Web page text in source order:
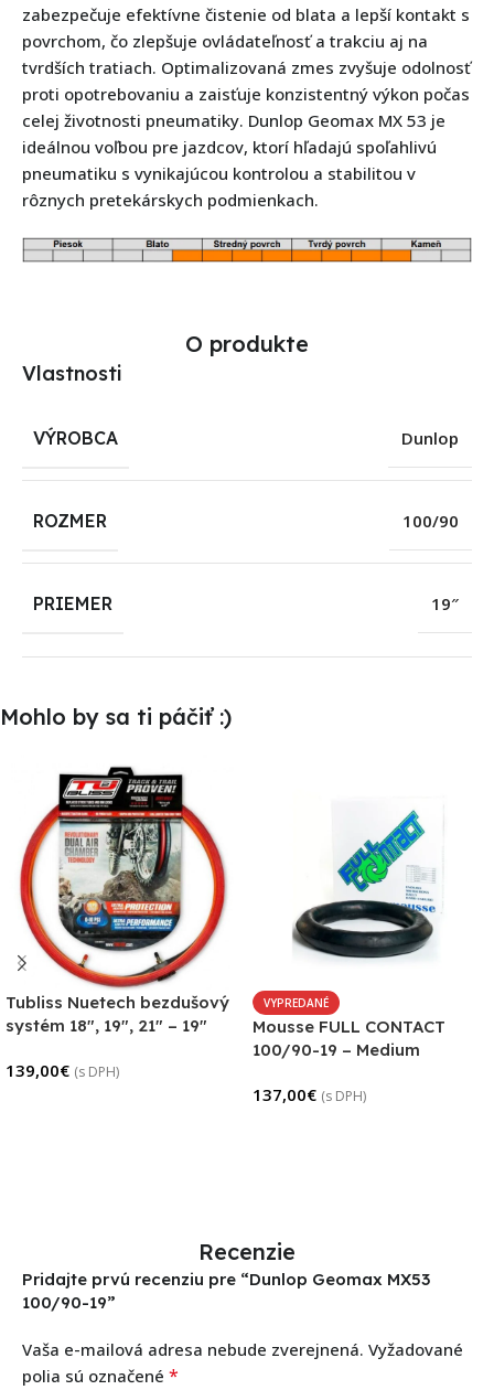
zabezpečuje efektívne čistenie od blata a lepší kontakt s
povrchom, čo zlepšuje ovládateľnosť a trakciu aj na
tvrdších tratiach. Optimalizovaná zmes zvyšuje odolnosť
proti opotrebovaniu a zaisťuje konzistentný výkon počas
celej životnosti pneumatiky. Dunlop Geomax MX 53 je
ideálnou voľbou pre jazdcov, ktorí hľadajú spoľahlivú
pneumatiku s vynikajúcou kontrolou a stabilitou v
rôznych pretekárskych podmienkach.
O produkte
Vlastnosti
VÝROBCA Dunlop
ROZMER 100/90
PRIEMER 19″
Mohlo by sa ti páčiť :)
Tubliss Nuetech bezdušový
systém 18″, 19″, 21″ – 19″
139,00€ (s DPH)
VYPREDANÉ
Mousse FULL CONTACT
100/90-19 – Medium
137,00€ (s DPH)
Recenzie
Pridajte prvú recenziu pre “Dunlop Geomax MX53
100/90-19”
Vaša e-mailová adresa nebude zverejnená. Vyžadované
polia sú označené *